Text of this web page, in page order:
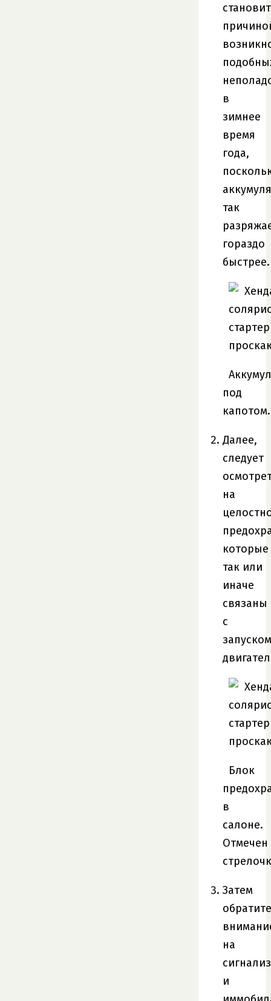
в
зимнее
время
года,
так
гораздо
быстрее.
под
капотом.
Далее,
следует
на
которые
так или
иначе
связаны
с
запуском
Блок
в
салоне.
Отмечен
Затем
обратите
на
и